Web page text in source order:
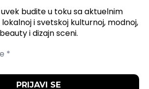
uvek budite u toku sa aktuelnim
i svetskoj kulturnoj, modnoj,
beauty i dizajn sceni.